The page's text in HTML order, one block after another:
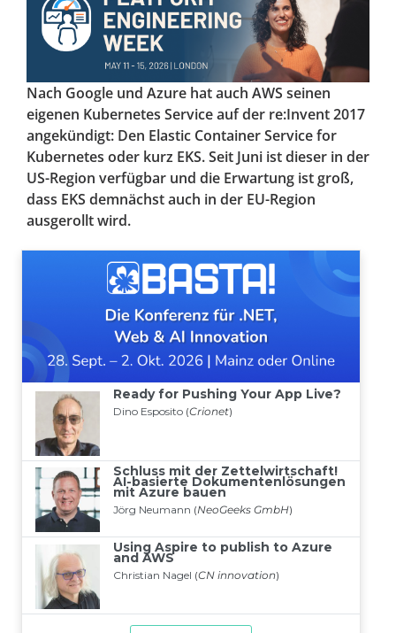
Nach Google und Azure hat auch AWS seinen
eigenen Kubernetes Service auf der re:Invent 2017
angekündigt: Den Elastic Container Service for
Kubernetes oder kurz EKS. Seit Juni ist dieser in der
US-Region verfügbar und die Erwartung ist groß,
dass EKS demnächst auch in der EU-Region
ausgerollt wird.